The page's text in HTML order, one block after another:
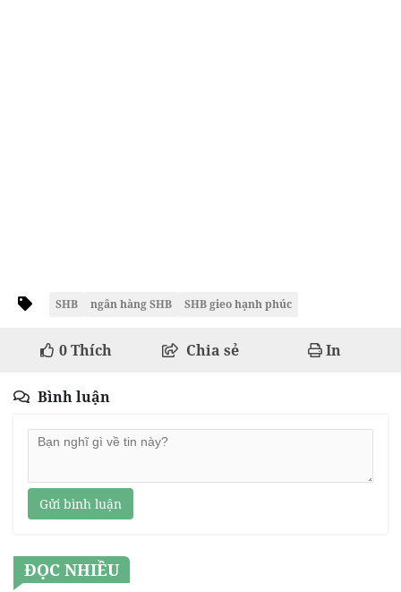
SHB ngân hàng SHB SHB gieo hạnh phúc
0Thích Chia sẻ In
Bình luận
Gửi bình luận
ĐỌC NHIỀU